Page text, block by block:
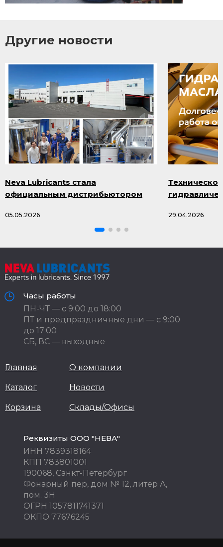
Другие новости
Neva Lubricants стала
официальным дистрибьютором
05.05.2026 29.04.2026
Часы работы
ПН-ЧТ — с 9:00 до 18:00
ПТ и предпраздничные дни — с 9:00
до 17:00
СБ, ВС — выходные
Главная
Каталог
Корзина
О компании
Новости
Склады/Офисы
Реквизиты ООО "НЕВА"
ИНН 7839318164
КПП 783801001
190068, Санкт-Петербург
Фонарный пер, дом № 12, литер А,
пом. 3Н
ОГРН 1057811741371
ОКПО 77676245